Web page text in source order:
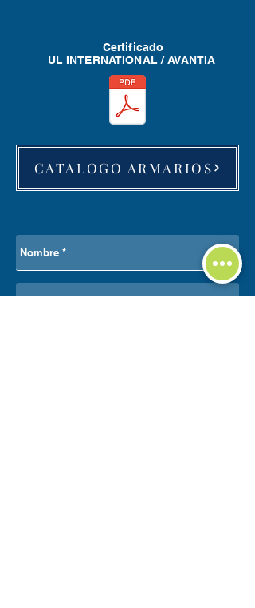
Certificado
UL INTERNATIONAL / AVANTIA
CATALOGO ARMARIOS